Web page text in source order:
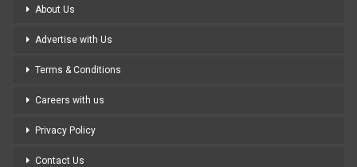
About Us
Advertise with Us
Terms & Conditions
Careers with us
Privacy Policy
Contact Us